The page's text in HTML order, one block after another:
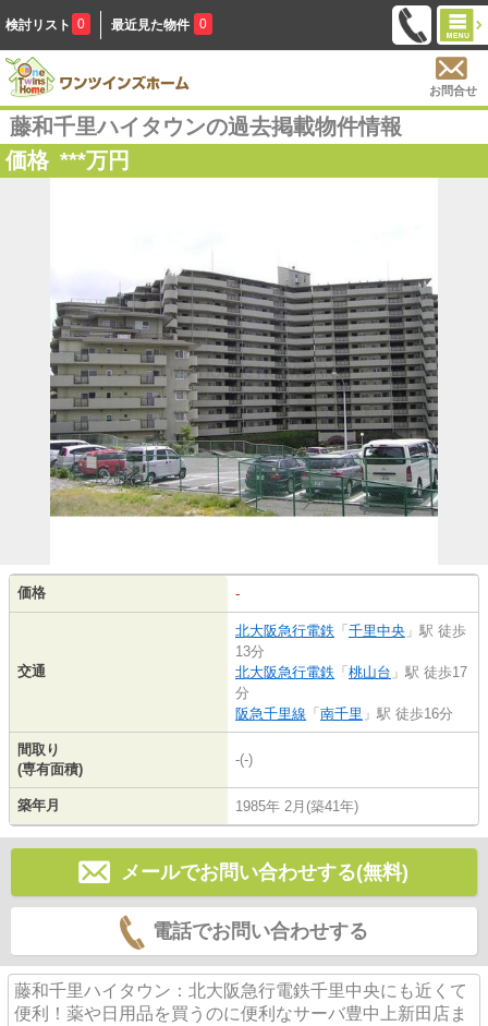
検討リスト 0 最近見た物件 0
お問合せ
藤和千里ハイタウンの過去掲載物件情報
価格 ***万円
価格 -
交通
北大阪急行電鉄 「 千里中央 」駅 徒歩
13分
北大阪急行電鉄 「 桃山台 」駅 徒歩17
分
阪急千里線 「 南千里 」駅 徒歩16分
間取り
(専有面積)
-(-)
築年月 1985年 2月(築41年)
メールでお問い合わせする(無料)
電話でお問い合わせする
藤和千里ハイタウン：北大阪急行電鉄千里中央にも近くて
便利！薬や日用品を買うのに便利なサーバ豊中上新田店ま